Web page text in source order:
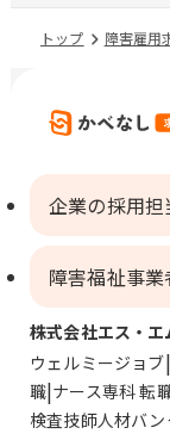
トップ 障害雇用
企業の採用
障害福祉事
株式会社エス・
ウェルミージョブ
職 ナース専科 転
検査技師人材バン